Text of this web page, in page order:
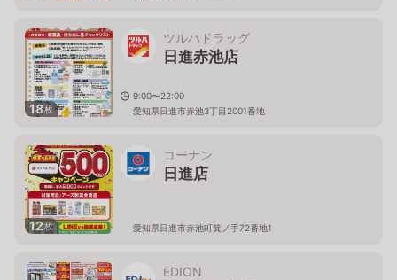
18枚
ツルハドラッグ
日進赤池店
9:00〜22:00
愛知県日進市赤池3丁目2001番地
12枚
コーナン
日進店
愛知県日進市赤池町箕ノ手72番地1
EDION